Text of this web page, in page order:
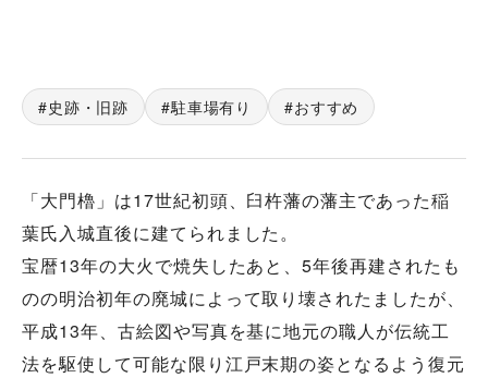
史跡・旧跡 駐車場有り おすすめ
「大門櫓」は17世紀初頭、臼杵藩の藩主であった稲
葉氏入城直後に建てられました。
宝暦13年の大火で焼失したあと、5年後再建されたも
のの明治初年の廃城によって取り壊されたましたが、
平成13年、古絵図や写真を基に地元の職人が伝統工
法を駆使して可能な限り江戸末期の姿となるよう復元